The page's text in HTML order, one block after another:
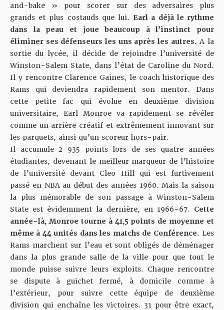
and-bake » pour scorer sur des adversaires plus
grands et plus costauds que lui. Earl a déjà le rythme
dans la peau et joue beaucoup à l’instinct pour
éliminer ses défenseurs les uns après les autres. A la
sortie du lycée, il décide de rejoindre l’université de
Winston-Salem State, dans l’état de Caroline du Nord.
Il y rencontre Clarence Gaines, le coach historique des
Rams qui deviendra rapidement son mentor. Dans
cette petite fac qui évolue en deuxième division
universitaire, Earl Monroe va rapidement se révéler
comme un arrière créatif et extrêmement innovant sur
les parquets, ainsi qu’un scoreur hors-pair.
Il accumule 2 935 points lors de ses quatre années
étudiantes, devenant le meilleur marqueur de l’histoire
de l’université devant Cleo Hill qui est furtivement
passé en NBA au début des années 1960. Mais la saison
la plus mémorable de son passage à Winston-Salem
State est évidemment la dernière, en 1966-67. Cette
année-là, Monroe tourne à 41,5 points de moyenne et
même à 44 unités dans les matchs de Conférence. Les
Rams marchent sur l’eau et sont obligés de déménager
dans la plus grande salle de la ville pour que tout le
monde puisse suivre leurs exploits. Chaque rencontre
se dispute à guichet fermé, à domicile comme à
l’extérieur, pour suivre cette équipe de deuxième
division qui enchaîne les victoires. 31 pour être exact,